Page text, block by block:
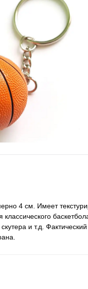
4 см. Имеет
классического
и т.д.